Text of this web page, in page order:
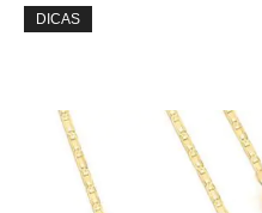
DICAS